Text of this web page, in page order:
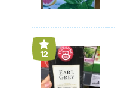
12